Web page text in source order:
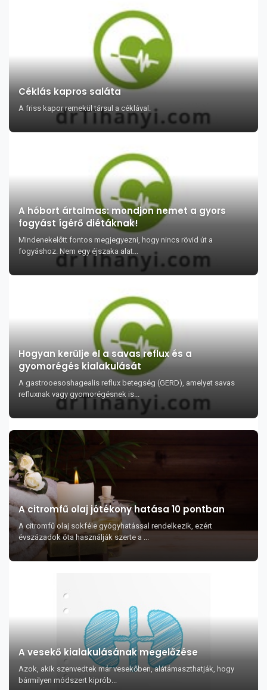
Céklás kapros saláta
A friss kapor remekül társul a céklával.
A hóbort ártalmas: mondjon nemet a gyors
fogyást ígérő diétáknak!
Mindenekelőtt fontos megjegyezni, hogy nincs rövid út a
fogyáshoz. Nem egy éjszaka alat...
Hogyan kerülje el a savas reflux és a
gyomorégés kialakulását
A gastrooesoshagealis reflux betegség (GERD), amelyet savas
refluxnak vagy gyomorégésnek is...
A citromfű olaj jótékony hatása 10 pontban
A citromfű olaj sokféle gyógyhatással rendelkezik, ezért
évszázadok óta használják szerte a ...
A vesekő kialakulásának megelőzése
Azok, akik szenvedtek már vesekőben, alátámaszthatják, hogy
bármilyen módszert kiprób...